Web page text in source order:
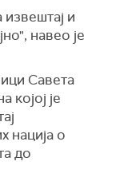
и
навео је
Савета
којој је
нација о
до